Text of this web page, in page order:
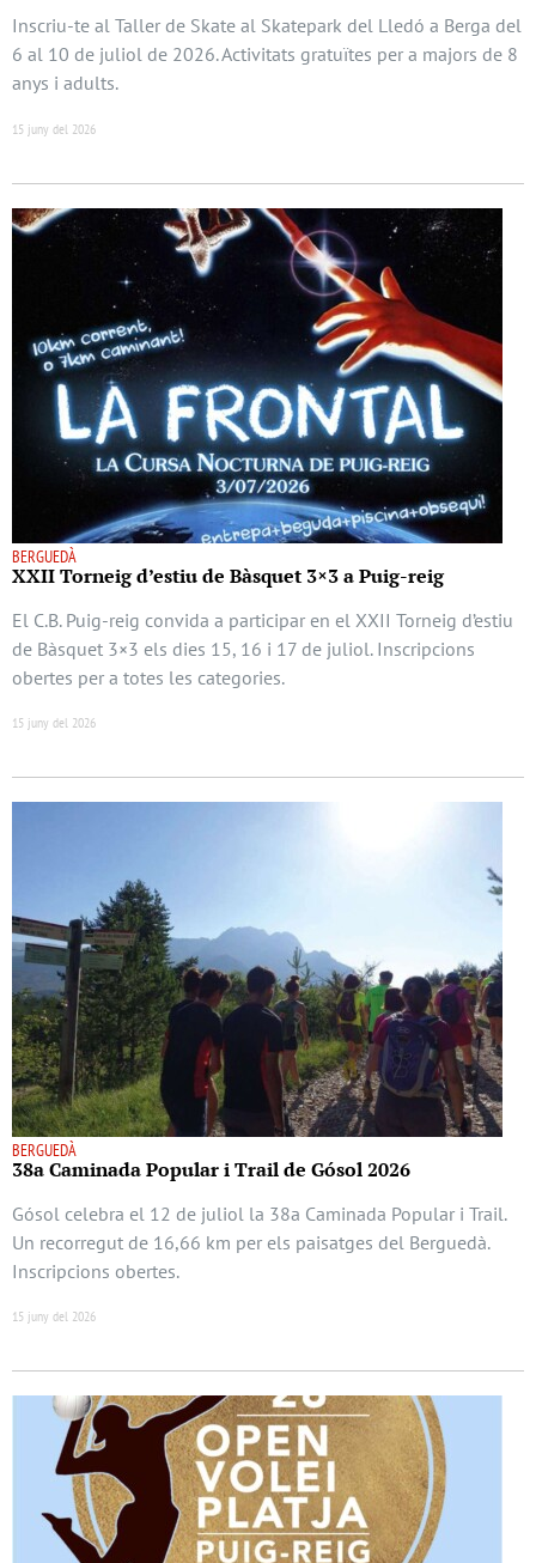
Inscriu-te al Taller de Skate al Skatepark del Lledó a Berga del
6 al 10 de juliol de 2026. Activitats gratuïtes per a majors de 8
anys i adults.
15 juny del 2026
BERGUEDÀ
XXII Torneig d’estiu de Bàsquet 3×3 a Puig-reig
El C.B. Puig-reig convida a participar en el XXII Torneig d’estiu
de Bàsquet 3×3 els dies 15, 16 i 17 de juliol. Inscripcions
obertes per a totes les categories.
15 juny del 2026
BERGUEDÀ
38a Caminada Popular i Trail de Gósol 2026
Gósol celebra el 12 de juliol la 38a Caminada Popular i Trail.
Un recorregut de 16,66 km per els paisatges del Berguedà.
Inscripcions obertes.
15 juny del 2026